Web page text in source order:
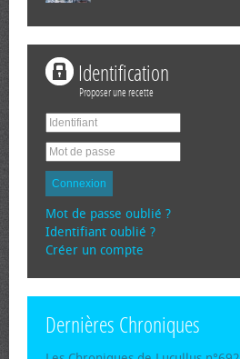
Identification
Proposer une recette
Connexion
Mot de passe oublié ?
Identifiant oublié ?
Créer un compte
Dernières Chroniques